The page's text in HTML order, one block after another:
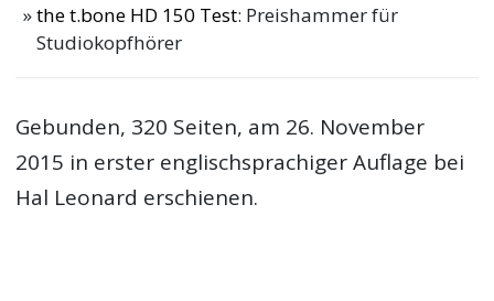
the t.bone HD 150 Test: Preishammer für
Studiokopfhörer
Gebunden, 320 Seiten, am 26. November
2015 in erster englischsprachiger Auflage bei
Hal Leonard erschienen.